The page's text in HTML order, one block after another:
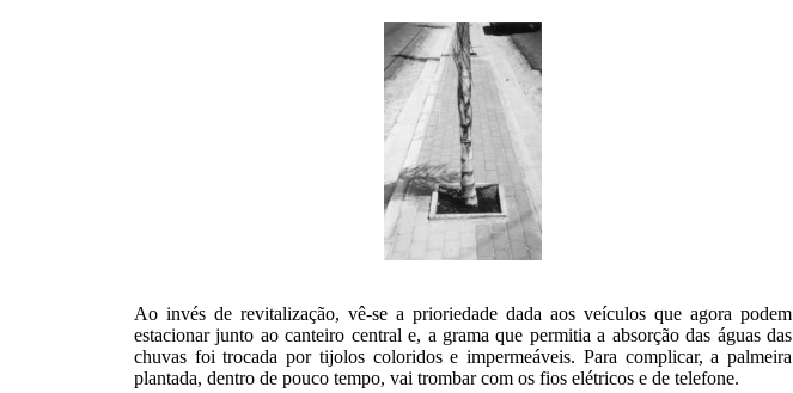
Ao invés de revitalização, vê-se a prioriedade dada aos veículos que agora podem
estacionar junto ao canteiro central e, a grama que permitia a absorção das águas das
chuvas foi trocada por tijolos coloridos e impermeáveis. Para complicar, a palmeira
plantada, dentro de pouco tempo, vai trombar com os fios elétricos e de telefone.